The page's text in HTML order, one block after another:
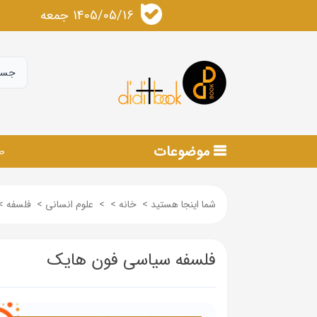
1405/05/16 جمعه
موضوعات
شما اینجا هستید > خانه >
> علوم انسانی > فلسفه
فلسفه سیاسی فون هایک